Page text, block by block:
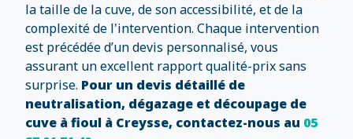
la taille de la cuve, de son accessibilité, et de la
complexité de l'intervention. Chaque intervention
est précédée d’un devis personnalisé, vous
assurant un excellent rapport qualité-prix sans
surprise. Pour un devis détaillé de
neutralisation, dégazage et découpage de
cuve à fioul à Creysse, contactez-nous au 05